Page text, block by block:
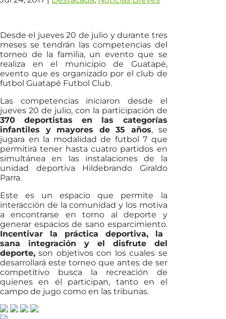
Desde el jueves 20 de julio y durante tres
meses se tendrán las competencias del
torneo de la familia, un evento que se
realiza en el municipio de Guatapé,
evento que es organizado por el club de
futbol Guatapé Futbol Club.
Las competencias iniciaron desde el
jueves 20 de julio, con la participación de
370 deportistas en las categorías
infantiles y mayores de 35 años, se
jugara en la modalidad de futbol 7 que
permitirá tener hasta cuatro partidos en
simultánea en las instalaciones de la
unidad deportiva Hildebrando Giraldo
Parra.
Este es un espacio que permite la
interacción de la comunidad y los motiva
a encontrarse en torno al deporte y
generar espacios de sano esparcimiento.
Incentivar la práctica deportiva, la
sana integración y el disfrute del
deporte, son objetivos con los cuales se
desarrollará este torneo que antes de ser
competitivo busca la recreación de
quienes en él participan, tanto en el
campo de jugo como en las tribunas.